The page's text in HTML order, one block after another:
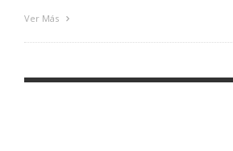
estival será la protagonista de los
Ver Más